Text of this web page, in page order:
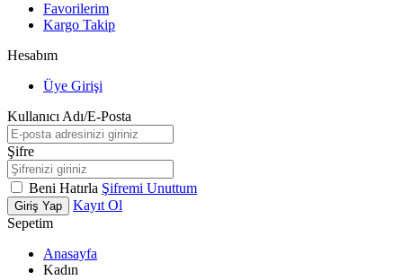
Favorilerim
Kargo Takip
Hesabım
Üye Girişi
Kullanıcı Adı/E-Posta
Şifre
Beni Hatırla Şifremi Unuttum
Giriş Yap
Kayıt Ol
Sepetim
Anasayfa
Kadın